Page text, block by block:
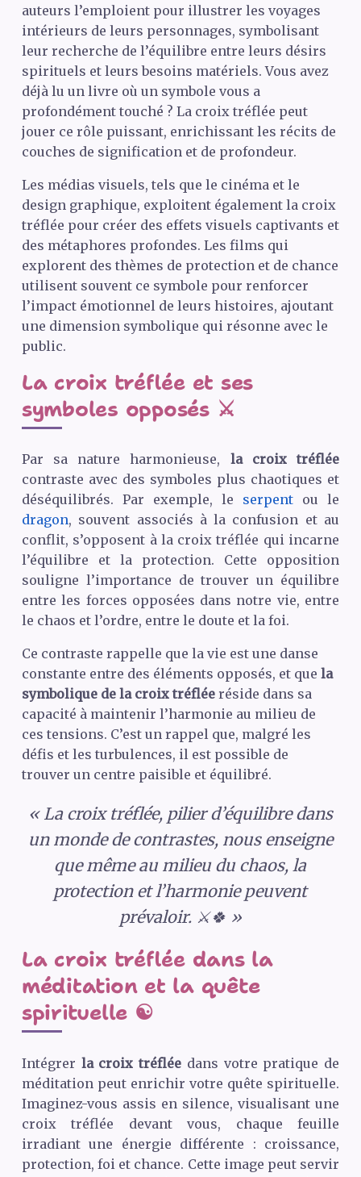
auteurs l’emploient pour illustrer les voyages
intérieurs de leurs personnages, symbolisant
leur recherche de l’équilibre entre leurs désirs
spirituels et leurs besoins matériels. Vous avez
déjà lu un livre où un symbole vous a
profondément touché ? La croix tréflée peut
jouer ce rôle puissant, enrichissant les récits de
couches de signification et de profondeur.
Les médias visuels, tels que le cinéma et le
design graphique, exploitent également la croix
tréflée pour créer des effets visuels captivants et
des métaphores profondes. Les films qui
explorent des thèmes de protection et de chance
utilisent souvent ce symbole pour renforcer
l’impact émotionnel de leurs histoires, ajoutant
une dimension symbolique qui résonne avec le
public.
La croix tréflée et ses
symboles opposés ⚔️
Par sa nature harmonieuse, la croix tréflée
contraste avec des symboles plus chaotiques et
déséquilibrés. Par exemple, le serpent ou le
dragon, souvent associés à la confusion et au
conflit, s’opposent à la croix tréflée qui incarne
l’équilibre et la protection. Cette opposition
souligne l’importance de trouver un équilibre
entre les forces opposées dans notre vie, entre
le chaos et l’ordre, entre le doute et la foi.
Ce contraste rappelle que la vie est une danse
constante entre des éléments opposés, et que la
symbolique de la croix tréfléeréside dans sa
capacité à maintenir l’harmonie au milieu de
ces tensions. C’est un rappel que, malgré les
défis et les turbulences, il est possible de
trouver un centre paisible et équilibré.
« La croix tréflée, pilier d’équilibre dans
un monde de contrastes, nous enseigne
que même au milieu du chaos, la
protection et l’harmonie peuvent
prévaloir. ⚔️🍀 »
La croix tréflée dans la
méditation et la quête
spirituelle ☯️
Intégrer la croix tréflée dans votre pratique de
méditation peut enrichir votre quête spirituelle.
Imaginez-vous assis en silence, visualisant une
croix tréflée devant vous, chaque feuille
irradiant une énergie différente : croissance,
protection, foi et chance. Cette image peut servir